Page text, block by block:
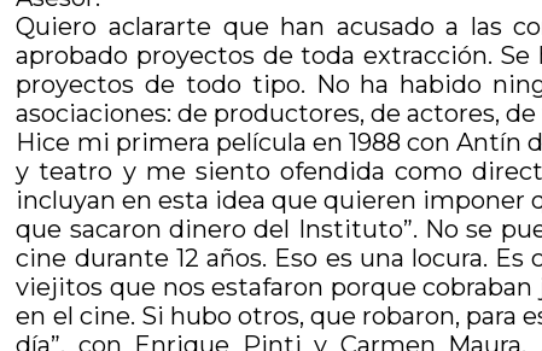
Quiero aclararte que han acusado a las
aprobado proyectos de toda extracción.
proyectos de todo tipo. No ha habido
asociaciones: de productores, de actores,
Hice mi primera película en 1988 con
y teatro y me siento ofendida como
incluyan en esta idea que quieren imponer
que sacaron dinero del Instituto”. No se
cine durante 12 años. Eso es una locura.
viejitos que nos estafaron porque
en el cine. Si hubo otros, que robaron, para
día”, con Enrique Pinti y Carmen